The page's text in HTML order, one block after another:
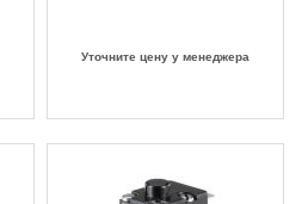
Уточните цену у менеджера